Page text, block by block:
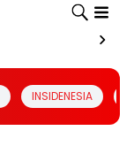
INSIDENESIA